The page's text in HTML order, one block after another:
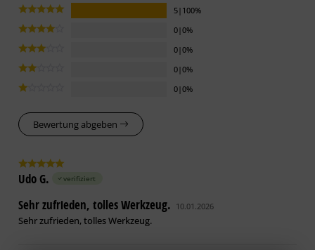
5|100%
0|0%
0|0%
0|0%
0|0%
Bewertung abgeben
Udo G. verifiziert
Sehr zufrieden, tolles Werkzeug. 10.01.2026
Sehr zufrieden, tolles Werkzeug.